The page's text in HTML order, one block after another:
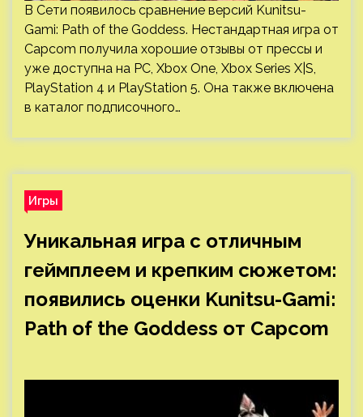
В Сети появилось сравнение версий Kunitsu-
Gami: Path of the Goddess. Нестандартная игра от
Capcom получила хорошие отзывы от прессы и
уже доступна на PC, Xbox One, Xbox Series X|S,
PlayStation 4 и PlayStation 5. Она также включена
в каталог подписочного…
Игры
Уникальная игра с отличным
геймплеем и крепким сюжетом:
появились оценки Kunitsu-Gami:
Path of the Goddess от Capcom